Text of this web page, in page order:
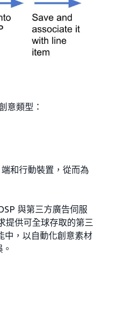
意類型：
和行動裝置，從而為
與第三方廣告伺服
提供可全球存取的第三
中，以自動化創意素材